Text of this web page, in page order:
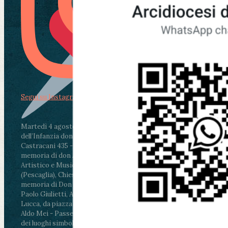
Martedì 4 agosto2026
ore 11:30 - Lucca, Scuola
dell’Infanzia don Aldo Mei - Viale Castruccio
Castracani 435 - Inaugurazione murales in
memoria di don Aldo Mei curato dal Liceo
Artistico e Musicale “Passaglia”
ore 18 - Fiano
(Pescaglia), Chiesa parrocchiale - Messa in
memoria di Don Aldo Mei celebrata da mons.
Paolo Giulietti, Arcivescovo di Lucca
ore 20.30 -
Lucca, da piazza San Michele al Cippo di don
Aldo Mei - Passeggiata della Memoria in alcuni
dei luoghi simbolo della città. Ritrovo alle ore
Segui su Instagram